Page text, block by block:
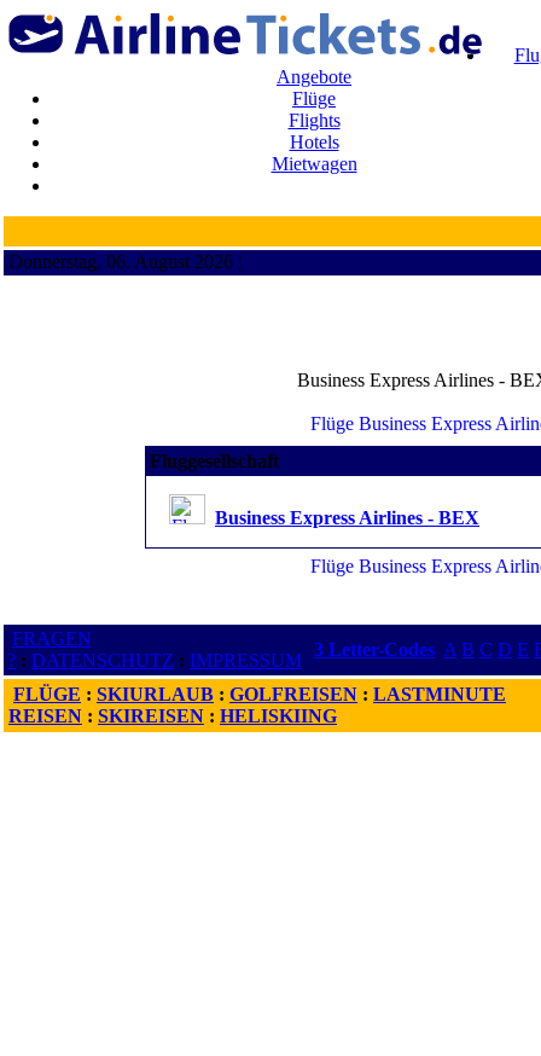
Angebote
Flüge
Flights
Hotels
Mietwagen
Donnerstag, 06. August 2026 ¦
Business Express Airlines -
Fluggesellschaft
Business Express Airlines - BEX
FRAGEN
? : DATENSCHUTZ : IMPRESSUM
3 Letter-Codes A B C D E
FLÜGE : SKIURLAUB : GOLFREISEN : LASTMINUTE
REISEN : SKIREISEN : HELISKIING